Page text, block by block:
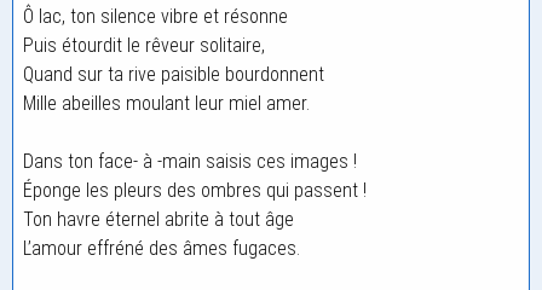
Ô lac, ton silence vibre et résonne
Puis étourdit le rêveur solitaire,
Quand sur ta rive paisible bourdonnent
Mille abeilles moulant leur miel amer.
Dans ton face- à -main saisis ces images !
Éponge les pleurs des ombres qui passent !
Ton havre éternel abrite à tout âge
L’amour effréné des âmes fugaces.